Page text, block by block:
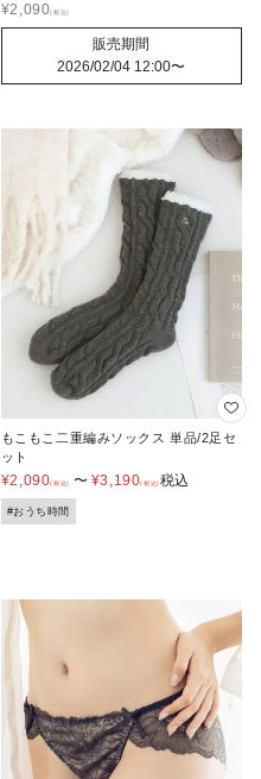
¥2,090
販売期間
2026/02/04 12:00〜
もこもこ二重編みソックス 単品/2足セ
ット
¥2,090 〜 ¥3,190 税込
#おうち時間